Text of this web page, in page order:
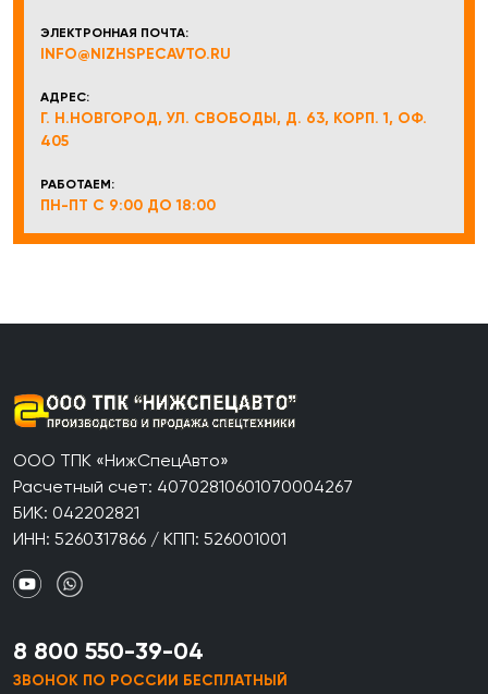
ЭЛЕКТРОННАЯ ПОЧТА:
INFO@NIZHSPECAVTO.RU
АДРЕС:
Г. Н.НОВГОРОД, УЛ. СВОБОДЫ, Д. 63, КОРП. 1, ОФ.
405
РАБОТАЕМ:
ПН-ПТ С 9:00 ДО 18:00
ООО ТПК «НижСпецАвто»
Расчетный счет: 40702810601070004267
БИК: 042202821
ИНН: 5260317866 / КПП: 526001001
8 800 550-39-04
ЗВОНОК ПО РОССИИ БЕСПЛАТНЫЙ